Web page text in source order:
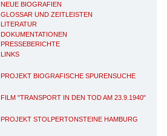
NEUE BIOGRAFIEN
GLOSSAR UND ZEITLEISTEN
LITERATUR
DOKUMENTATIONEN
PRESSEBERICHTE
LINKS
PROJEKT BIOGRAFISCHE SPURENSUCHE
FILM "TRANSPORT IN DEN TOD AM 23.9.1940"
PROJEKT STOLPERTONSTEINE HAMBURG